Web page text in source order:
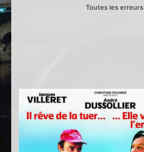
Toutes les erreurs